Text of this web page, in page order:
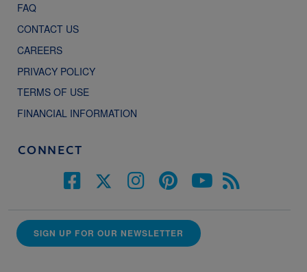
FAQ
CONTACT US
CAREERS
PRIVACY POLICY
TERMS OF USE
FINANCIAL INFORMATION
CONNECT
SIGN UP FOR OUR NEWSLETTER